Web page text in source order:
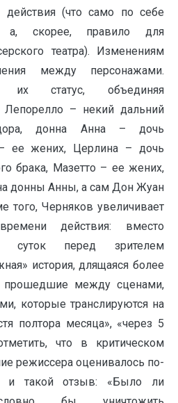
действия (что само по себе
скорее, правило для
театра). Изменениям
между персонажами.
их статус, объединяя
Лепорелло – некий дальний
донна Анна – дочь
ее жених, Церлина – дочь
брака, Мазетто – ее жених,
донны Анны, а сам Дон Жуан
Черняков увеличивает
действия: вместо
суток перед зрителем
история, длящаяся более
между сценами,
которые транслируются на
полтора месяца», «через 5
что в критическом
режиссера оценивалось по-
и такой отзыв: «Было ли